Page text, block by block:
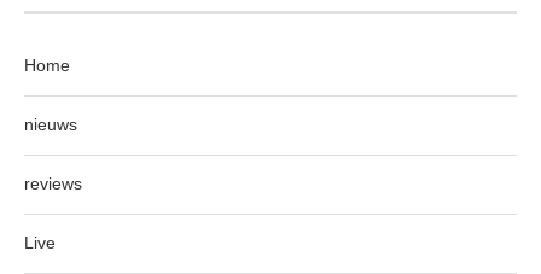
Home
nieuws
reviews
Live